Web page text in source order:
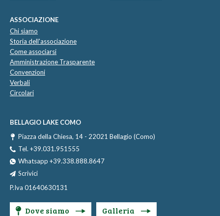
ASSOCIAZIONE
Chi siamo
Storia dell'associazione
Come associarsi
Amministrazione Trasparente
Convenzioni
Verbali
Circolari
BELLAGIO LAKE COMO
Piazza della Chiesa, 14 - 22021 Bellagio (Como)
Tel. +39.031.951555
Whatsapp +39.338.888.8647
Scrivici
P.Iva 01640630131
Dove siamo Galleria